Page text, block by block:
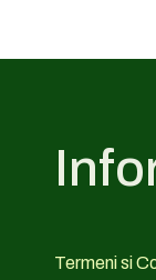
Termeni si